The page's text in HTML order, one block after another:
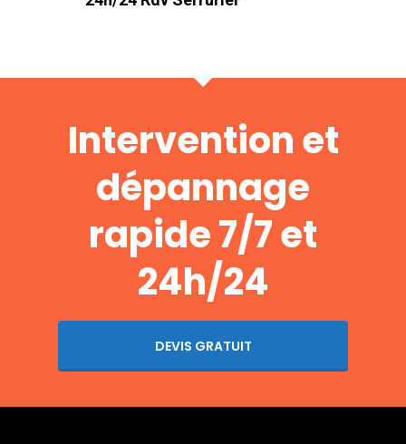
Intervention et
dépannage
rapide 7/7 et
24h/24
DEVIS GRATUIT